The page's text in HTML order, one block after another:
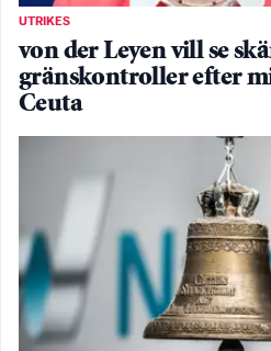
UTRIKES
von der Leyen vill se
gränskontroller efter
Ceuta